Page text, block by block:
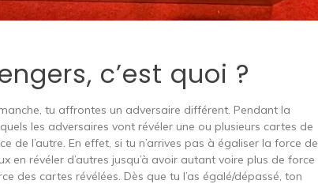
c’est quoi ?
tu affrontes un adversaire différent. Pendant la
les adversaires vont révéler une ou plusieurs cartes de
de l’autre. En effet, si tu n’arrives pas à égaliser la force de
en révéler d’autres jusqu’à avoir autant voire plus de force
des cartes révélées. Dès que tu l’as égalé/dépassé, ton